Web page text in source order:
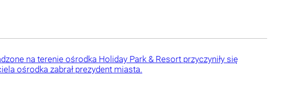
na terenie ośrodka Holiday Park & Resort przyczyniły się
ośrodka zabrał prezydent miasta.